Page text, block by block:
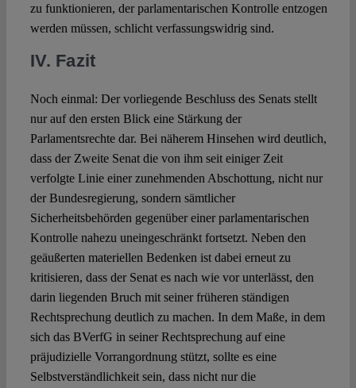
zu funktionieren, der parlamentarischen Kontrolle entzogen
werden müssen, schlicht verfassungswidrig sind.
IV. Fazit
Noch einmal: Der vorliegende Beschluss des Senats stellt
nur auf den ersten Blick eine Stärkung der
Parlamentsrechte dar. Bei näherem Hinsehen wird deutlich,
dass der Zweite Senat die von ihm seit einiger Zeit
verfolgte Linie einer zunehmenden Abschottung, nicht nur
der Bundesregierung, sondern sämtlicher
Sicherheitsbehörden gegenüber einer parlamentarischen
Kontrolle nahezu uneingeschränkt fortsetzt. Neben den
geäußerten materiellen Bedenken ist dabei erneut zu
kritisieren, dass der Senat es nach wie vor unterlässt, den
darin liegenden Bruch mit seiner früheren ständigen
Rechtsprechung deutlich zu machen. In dem Maße, in dem
sich das BVerfG in seiner Rechtsprechung auf eine
präjudizielle Vorrangordnung stützt, sollte es eine
Selbstverständlichkeit sein, dass nicht nur die